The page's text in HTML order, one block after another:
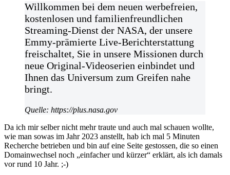
Willkommen bei dem neuen werbefreien,
kostenlosen und familienfreundlichen
Streaming-Dienst der NASA, der unsere
Emmy-prämierte Live-Berichterstattung
freischaltet, Sie in unsere Missionen durch
neue Original-Videoserien einbindet und
Ihnen das Universum zum Greifen nahe
bringt.
Quelle: https://plus.nasa.gov
Da ich mir selber nicht mehr traute und auch mal schauen wollte,
wie man sowas im Jahr 2023 anstellt, hab ich mal 5 Minuten
Recherche betrieben und bin auf eine Seite gestossen, die so einen
Domainwechsel noch „einfacher und kürzer“ erklärt, als ich damals
vor rund 10 Jahr. ;-)